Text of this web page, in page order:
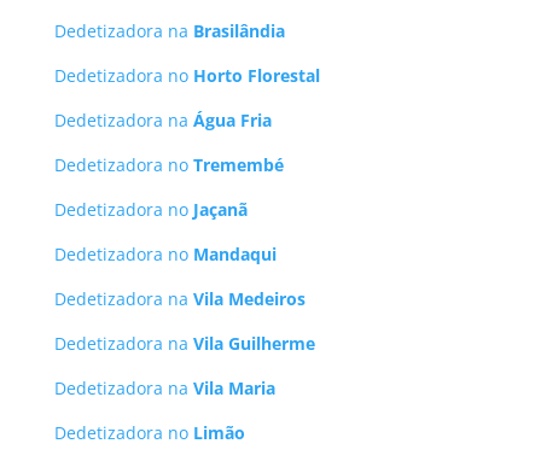
Dedetizadora na Brasilândia
Dedetizadora no Horto Florestal
Dedetizadora na Água Fria
Dedetizadora no Tremembé
Dedetizadora no Jaçanã
Dedetizadora no Mandaqui
Dedetizadora na Vila Medeiros
Dedetizadora na Vila Guilherme
Dedetizadora na Vila Maria
Dedetizadora no Limão